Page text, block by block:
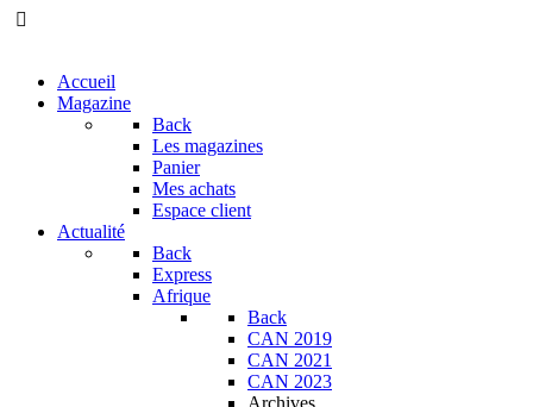
Accueil
Magazine
Back
Les magazines
Panier
Mes achats
Espace client
Actualité
Back
Express
Afrique
Back
CAN 2019
CAN 2021
CAN 2023
Archives